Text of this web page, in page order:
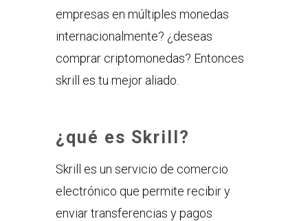
empresas en múltiples monedas
internacionalmente? ¿deseas
comprar criptomonedas? Entonces
skrill es tu mejor aliado.
¿qué es Skrill?
Skrill es un servicio de comercio
electrónico que permite recibir y
enviar transferencias y pagos